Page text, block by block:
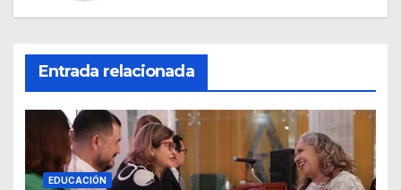
Entrada relacionada
EDUCACIÓN